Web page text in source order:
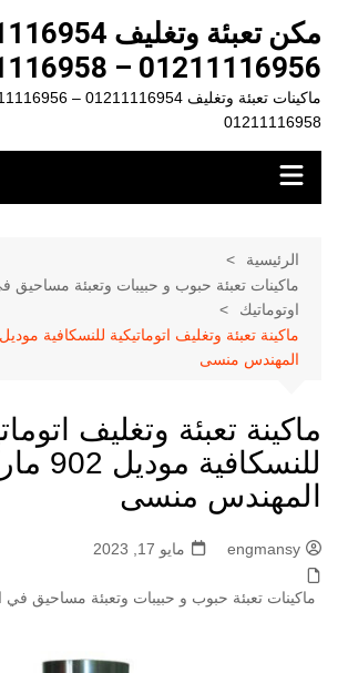
المحتوى01211116956 – 01211116958
01211116958
الرئيسية
ماكينات تعبئة حبوب و حبيبات وتعبئة مساحيق
اوتوماتيك
المهندس منسى
ماكينة تعبئة وتغليف
للنسكافية
المهندس منسى
engmansy مايو 17, 2023
ماكينات تعبئة حبوب و حبيبات وتعبئة مساحيق في